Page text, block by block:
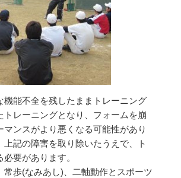
機能不全を残したままトレーニング
トレーニングとなり、フォームを崩
マンスがより悪くなる可能性があり
上記の障害を取り除いたうえで、ト
要があります。
常歩(なみあし)、二軸動作とスポーツ